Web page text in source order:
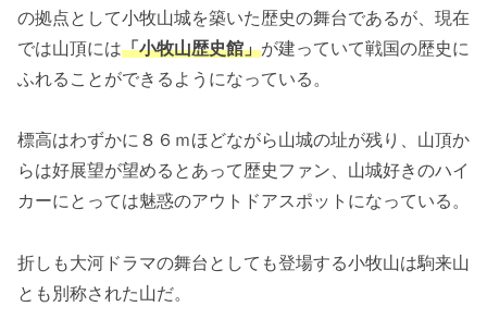
の拠点として小牧山城を築いた歴史の舞台であるが、現在
では山頂には「小牧山歴史館」が建っていて戦国の歴史に
ふれることができるようになっている。
標高はわずかに８６ｍほどながら山城の址が残り、山頂か
らは好展望が望めるとあって歴史ファン、山城好きのハイ
カーにとっては魅惑のアウトドアスポットになっている。
折しも大河ドラマの舞台としても登場する小牧山は駒来山
とも別称された山だ。